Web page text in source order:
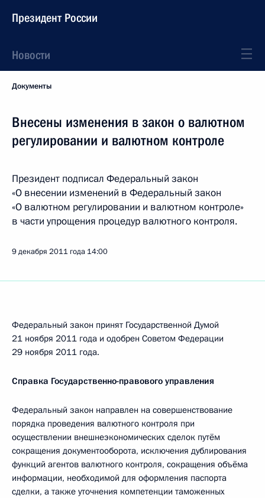
Президент России
Новости
Документы
Внесены изменения в закон о валютном
регулировании и валютном контроле
Президент подписал Федеральный закон
«О внесении изменений в Федеральный закон
«О валютном регулировании и валютном контроле»
в части упрощения процедур валютного контроля.
9 декабря 2011 года 14:00
Федеральный закон принят Государственной Думой
21 ноября 2011 года и одобрен Советом Федерации
29 ноября 2011 года.
Справка Государственно-правового управления
Федеральный закон направлен на совершенствование
порядка проведения валютного контроля при
осуществлении внешнеэкономических сделок путём
сокращения документооборота, исключения дублирования
функций агентов валютного контроля, сокращения объёма
информации, необходимой для оформления паспорта
сделки, а также уточнения компетенции таможенных